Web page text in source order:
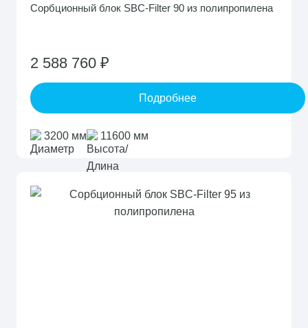
Сорбционный блок SBC-Filter 90 из полипропилена
2 588 760 ₽
Подробнее
3200 мм 11600 мм